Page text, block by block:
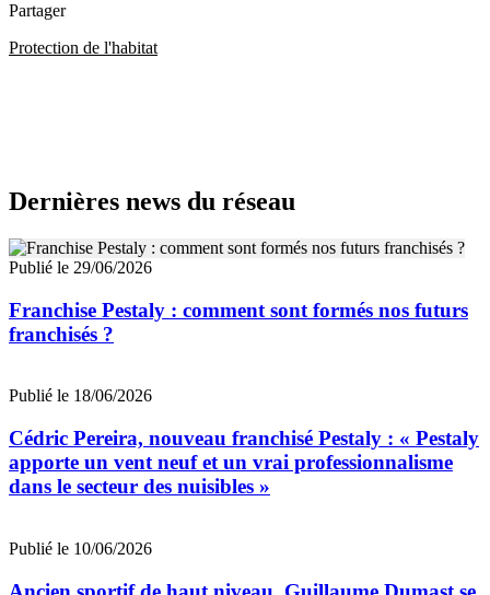
Partager
Protection de l'habitat
Dernières news du réseau
Publié le 29/06/2026
Franchise Pestaly : comment sont formés nos futurs
franchisés ?
Publié le 18/06/2026
Cédric Pereira, nouveau franchisé Pestaly : « Pestaly
apporte un vent neuf et un vrai professionnalisme
dans le secteur des nuisibles »
Publié le 10/06/2026